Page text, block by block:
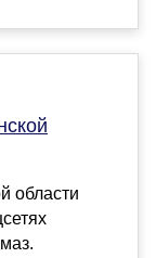
области